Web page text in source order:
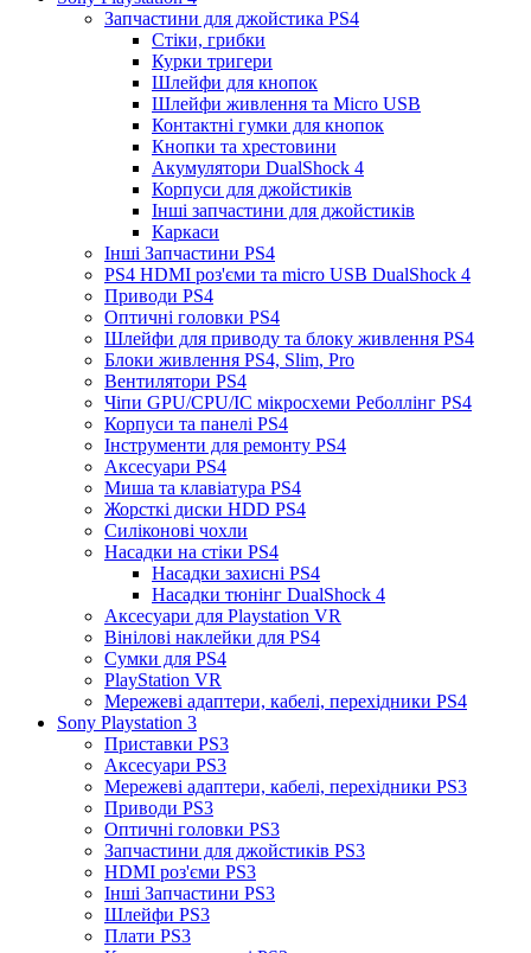
Запчастини для джойстика PS4
Стіки, грибки
Курки тригери
Шлейфи для кнопок
Шлейфи живлення та Micro USB
Контактні гумки для кнопок
Кнопки та хрестовини
Акумулятори DualShock 4
Корпуси для джойстиків
Інші запчастини для джойстиків
Каркаси
Інші Запчастини PS4
PS4 HDMI роз'єми та micro USB DualShock 4
Приводи PS4
Оптичні головки PS4
Шлейфи для приводу та блоку живлення PS4
Блоки живлення PS4, Slim, Pro
Вентилятори PS4
Чіпи GPU/CPU/IC мікросхеми Реболлінг PS4
Корпуси та панелі PS4
Інструменти для ремонту PS4
Аксесуари PS4
Миша та клавіатура PS4
Жорсткі диски HDD PS4
Силіконові чохли
Насадки на стіки PS4
Насадки захисні PS4
Насадки тюнінг DualShock 4
Аксесуари для Playstation VR
Вінілові наклейки для PS4
Сумки для PS4
PlayStation VR
Мережеві адаптери, кабелі, перехідники PS4
Sony Playstation 3
Приставки PS3
Аксесуари PS3
Мережеві адаптери, кабелі, перехідники PS3
Приводи PS3
Оптичні головки PS3
Запчастини для джойстиків PS3
HDMI роз'єми PS3
Інші Запчастини PS3
Шлейфи PS3
Плати PS3